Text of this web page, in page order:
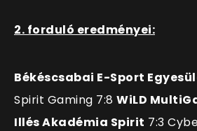
2. forduló eredményei:
Békéscsabai E-Sport
Spirit Gaming 7:8 WiLD
Illés Akadémia Spirit 7:3